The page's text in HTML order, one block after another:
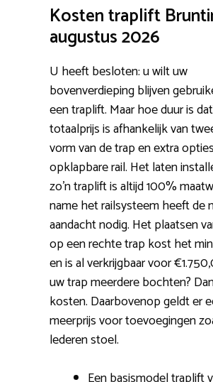
Kosten traplift
augustus 2026
U heeft besloten: u wilt uw
bovenverdieping blijven
een traplift. Maar hoe duur is
totaalprijs is afhankelijk van
vorm van de trap en extra
opklapbare rail. Het laten
zo’n traplift is altijd 100%
name het railsysteem heeft de
aandacht nodig. Het plaatsen
op een rechte trap kost het
en is al verkrijgbaar voor
uw trap meerdere bochten?
kosten. Daarbovenop geldt er
meerprijs voor toevoegingen
lederen stoel.